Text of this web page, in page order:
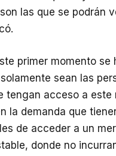
las que se podrán
primer momento se
sean las
tengan acceso a este
la demanda que
de acceder a un
donde no